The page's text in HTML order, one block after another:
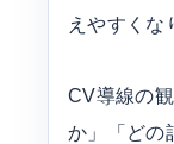
えやすくな
CV導線の
か」「どの